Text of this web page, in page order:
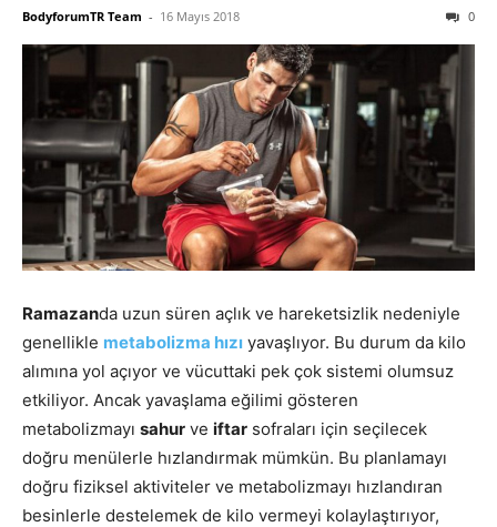
BodyforumTR Team - 16 Mayıs 2018 0
Ramazanda uzun süren açlık ve hareketsizlik nedeniyle
genellikle metabolizma hızı yavaşlıyor. Bu durum da kilo
alımına yol açıyor ve vücuttaki pek çok sistemi olumsuz
etkiliyor. Ancak yavaşlama eğilimi gösteren
metabolizmayı sahur ve iftar sofraları için seçilecek
doğru menülerle hızlandırmak mümkün. Bu planlamayı
doğru fiziksel aktiviteler ve metabolizmayı hızlandıran
besinlerle destelemek de kilo vermeyi kolaylaştırıyor,